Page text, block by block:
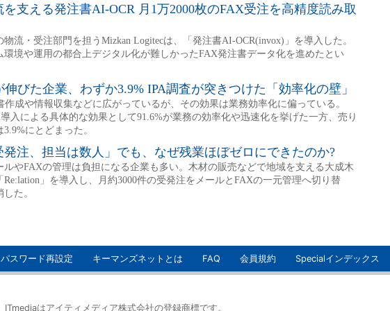
パスワード再設定 キーマンズネットとは FAQ 会員規約 Specialインデックス
ITmediaはアイティメディア株式会社の登録商標です。